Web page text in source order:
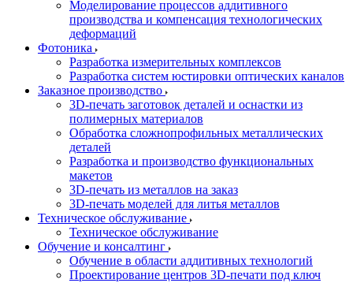
Моделирование процессов аддитивного
производства и компенсация технологических
деформаций
Фотоника
Разработка измерительных комплексов
Разработка систем юстировки оптических каналов
Заказное производство
3D-печать заготовок деталей и оснастки из
полимерных материалов
Обработка сложнопрофильных металлических
деталей
Разработка и производство функциональных
макетов
3D-печать из металлов на заказ
3D-печать моделей для литья металлов
Техническое обслуживание
Техническое обслуживание
Обучение и консалтинг
Обучение в области аддитивных технологий
Проектирование центров 3D-печати под ключ